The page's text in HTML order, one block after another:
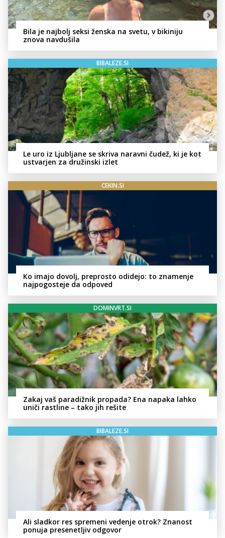
Bila je najbolj seksi ženska na svetu, v bikiniju
znova navdušila
BIBALEZE.SI
Le uro iz Ljubljane se skriva naravni čudež, ki je kot
ustvarjen za družinski izlet
CEKIN.SI
Ko imajo dovolj, preprosto odidejo: to znamenje
najpogosteje da odpoved
DOMINVRT.SI
Zakaj vaš paradižnik propada? Ena napaka lahko
uniči rastline – tako jih rešite
BIBALEZE.SI
Ali sladkor res spremeni vedenje otrok? Znanost
ponuja presenetljiv odgovor